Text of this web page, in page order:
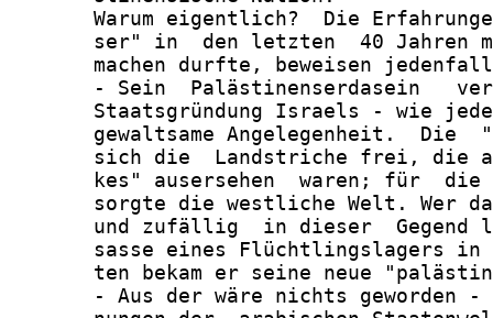
Warum eigentlich?  Die
ser" in  den letzten  40 Jahren
machen durfte, beweisen
- Sein  Palästinenserdasein
Staatsgründung Israels - wie
gewaltsame Angelegenheit.  Die
sich die  Landstriche frei, die
kes" ausersehen  waren; für
sorgte die westliche Welt. Wer
und zufällig  in dieser  Gegend
sasse eines Flüchtlingslagers
ten bekam er seine neue
- Aus der wäre nichts geworden